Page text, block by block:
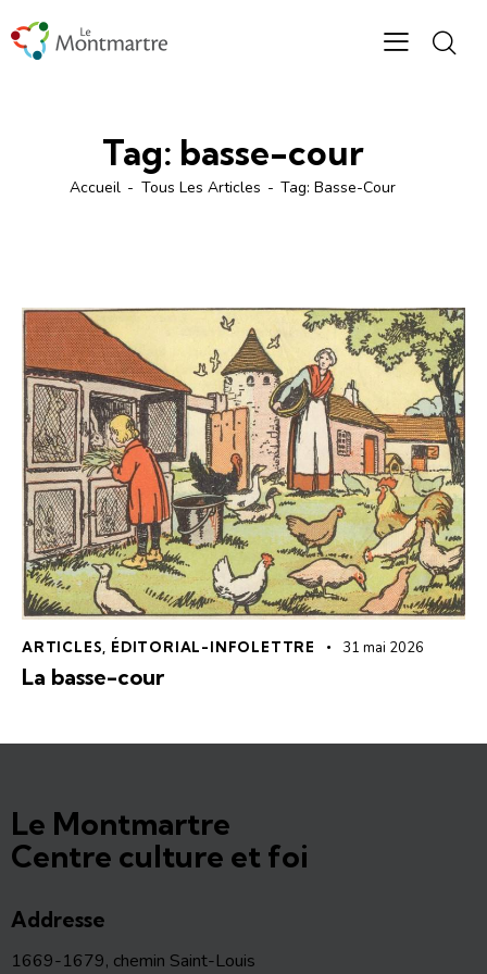
Tag: basse-cour
Accueil Tous Les Articles Tag: Basse-Cour
ARTICLES, ÉDITORIAL-INFOLETTRE 31 mai 2026
La basse-cour
Le Montmartre
Centre culture et foi
Addresse
1669-1679, chemin Saint-Louis